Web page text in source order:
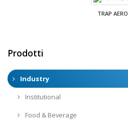
TRAP AERO
Prodotti
Industry
Institutional
Food & Beverage